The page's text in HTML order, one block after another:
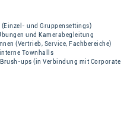
und Gruppensettings)
und Kamerabegleitung
(Vertrieb, Service, Fachbereiche)
Townhalls
ups (in Verbindung mit Corporate